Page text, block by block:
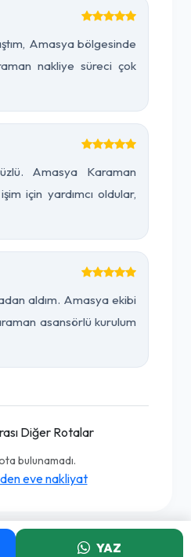
Amasya bölgesinde
nakliye süreci çok
Amasya Karaman
için yardımcı oldular,
aldım. Amasya ekibi
asansörlü kurulum
Diğer Rotalar
bulunamadı.
eve nakliyat
YAZ